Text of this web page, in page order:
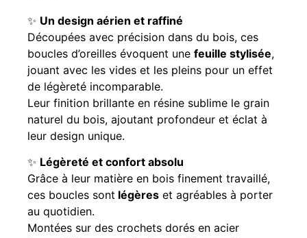
✨ Un design aérien et raffiné
Découpées avec précision dans du bois, ces
boucles d’oreilles évoquent une feuille stylisée,
jouant avec les vides et les pleins pour un effet
de légèreté incomparable.
Leur finition brillante en résine sublime le grain
naturel du bois, ajoutant profondeur et éclat à
leur design unique.
✨ Légèreté et confort absolu
Grâce à leur matière en bois finement travaillé,
ces boucles sont légères et agréables à porter
au quotidien.
Montées sur des crochets dorés en acier